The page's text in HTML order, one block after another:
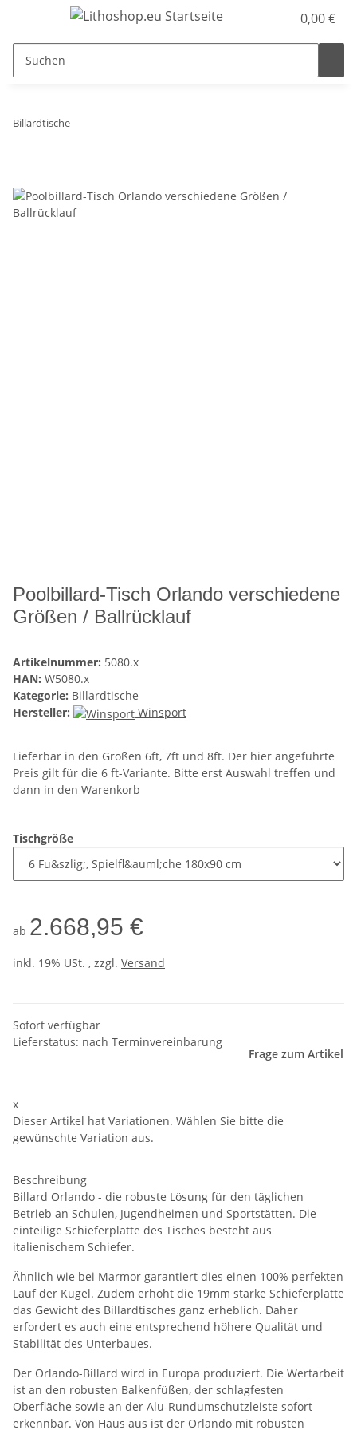
0,00 €
Billardtische
Poolbillard-Tisch Orlando verschiedene
Größen / Ballrücklauf
Artikelnummer: 5080.x
HAN: W5080.x
Kategorie: Billardtische
Hersteller:
Winsport
Lieferbar in den Größen 6ft, 7ft und 8ft. Der hier angeführte
Preis gilt für die 6 ft-Variante. Bitte erst Auswahl treffen und
dann in den Warenkorb
Tischgröße
ab 2.668,95 €
inkl. 19% USt. , zzgl. Versand
Sofort verfügbar
Lieferstatus: nach Terminvereinbarung
Frage zum Artikel
x
Dieser Artikel hat Variationen. Wählen Sie bitte die
gewünschte Variation aus.
Beschreibung
Billard Orlando - die robuste Lösung für den täglichen
Betrieb an Schulen, Jugendheimen und Sportstätten. Die
einteilige Schieferplatte des Tisches besteht aus
italienischem Schiefer.
Ähnlich wie bei Marmor garantiert dies einen 100% perfekten
Lauf der Kugel. Zudem erhöht die 19mm starke Schieferplatte
das Gewicht des Billardtisches ganz erheblich. Daher
erfordert es auch eine entsprechend höhere Qualität und
Stabilität des Unterbaues.
Der Orlando-Billard wird in Europa produziert. Die Wertarbeit
ist an den robusten Balkenfüßen, der schlagfesten
Oberfläche sowie an der Alu-Rundumschutzleiste sofort
erkennbar. Von Haus aus ist der Orlando mit robusten